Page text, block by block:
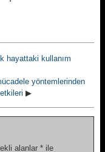
hayattaki kullanım
yöntemlerinden
▶
alanlar * ile